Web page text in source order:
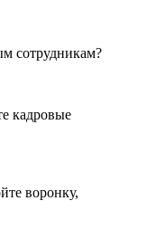
сотрудникам?
кадровые
воронку,